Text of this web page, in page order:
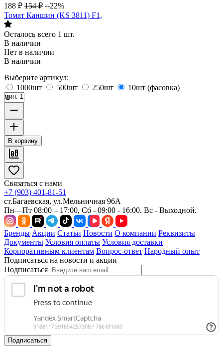
188 ₽ 154 ₽ --22%
Томат Каншин (KS 3811) F1,
Осталось всего 1 шт.
В наличии
Нет в наличии
В наличии
Выберите артикул:
1000шт
500шт 250шт 10шт (фасовка)
мин. 1
В корзину
Связаться с нами
+7 (903) 401-81-51
ст.Багаевская, ул.Мельничная 96А
Пн—Пт 08:00 – 17:00, Сб - 09:00 - 16:00. Вс - Выходной.
Бренды Акции Статьи Новости О компании Реквизиты
Документы Условия оплаты Условия доставки
Корпоративным клиентам Вопрос-ответ Народный опыт
Подписаться на новости и акции
Подписаться
Подписаться